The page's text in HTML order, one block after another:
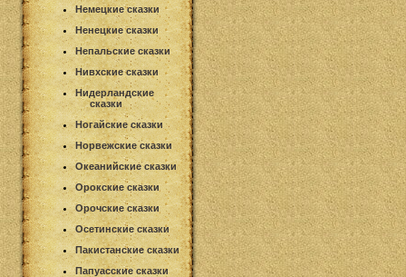
Немецкие сказки
Ненецкие сказки
Непальские сказки
Нивхские сказки
Нидерландские
сказки
Ногайские сказки
Норвежские сказки
Океанийские сказки
Орокские сказки
Орочские сказки
Осетинские сказки
Пакистанские сказки
Папуасские сказки